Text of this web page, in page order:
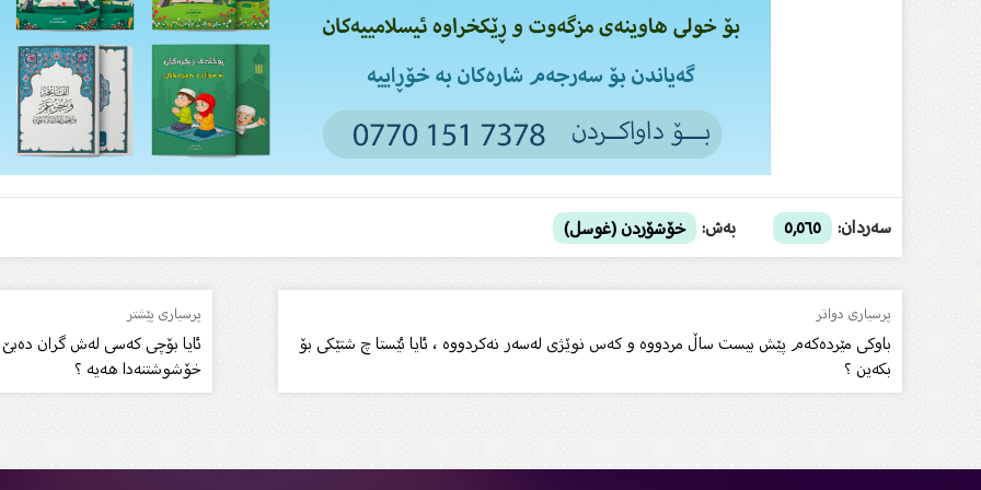
سەردان: ٥,٥٦٥ بەش: خۆشۆردن (غوسل)
پرسیاری دواتر
باوکی مێردەکەم پێش بیست ساڵ مردووە و کەس نوێژی لەسەر نەکردووە ، ئایا ئێستا چ شتێکی بۆ
بکەین ؟
پرسیاری پێشتر
ئایا بۆچی کەسی لەش گران
خۆشوشتنەدا هەیە ؟